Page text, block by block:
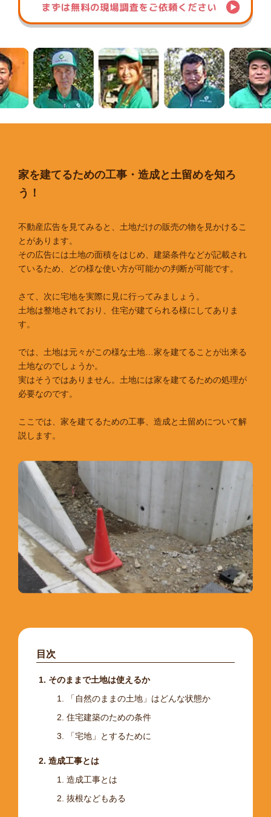
家を建てるための工事・造成と土留めを知ろ
う！
不動産広告を見てみると、土地だけの販売の物を見かけるこ
とがあります。
その広告には土地の面積をはじめ、建築条件などが記載され
ているため、どの様な使い方が可能かの判断が可能です。
さて、次に宅地を実際に見に行ってみましょう。
土地は整地されており、住宅が建てられる様にしてありま
す。
では、土地は元々がこの様な土地…家を建てることが出来る
土地なのでしょうか。
実はそうではありません。土地には家を建てるための処理が
必要なのです。
ここでは、家を建てるための工事、造成と土留めについて解
説します。
目次
そのままで土地は使えるか
「自然のままの土地」はどんな状態か
住宅建築のための条件
「宅地」とするために
造成工事とは
造成工事とは
抜根などもある